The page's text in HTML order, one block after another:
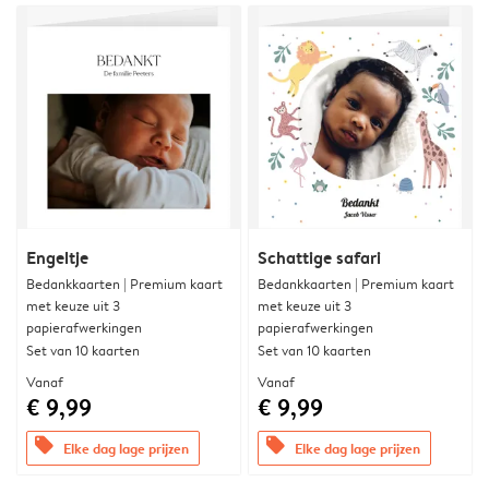
Engeltje
Bedankkaarten | Premium kaart
met keuze uit 3
papierafwerkingen
Set van 10 kaarten
Vanaf
€ 9,99
offers Elke dag lage prijzen
Schattige safari
Bedankkaarten | Premium kaart
met keuze uit 3
papierafwerkingen
Set van 10 kaarten
Vanaf
€ 9,99
offers Elke dag lage prijzen